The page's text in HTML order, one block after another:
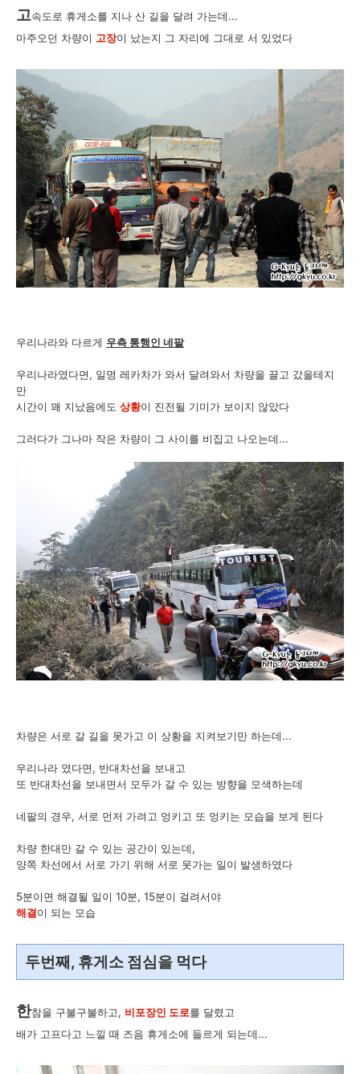
고속도로 휴게소를 지나 산 길을 달려 가는데...
마주오던 차량이 고장이 났는지 그 자리에 그대로 서 있었다
우리나라와 다르게 우측 통행인 네팔
우리나라였다면, 일명 레카차가 와서 달려와서 차량을 끌고 갔을테지
만
시간이 꽤 지났음에도 상황이 진전될 기미가 보이지 않았다
그러다가 그나마 작은 차량이 그 사이를 비집고 나오는데...
차량은 서로 갈 길을 못가고 이 상황을 지켜보기만 하는데...
우리나라 였다면, 반대차선을 보내고
또 반대차선을 보내면서 모두가 갈 수 있는 방향을 모색하는데
네팔의 경우, 서로 먼저 가려고 엉키고 또 엉키는 모습을 보게 된다
차량 한대만 갈 수 있는 공간이 있는데,
양쪽 차선에서 서로 가기 위해 서로 못가는 일이 발생하였다
5분이면 해결될 일이 10분, 15분이 걸려서야
해결이 되는 모습
두번째, 휴게소 점심을 먹다
한참을 구불구불하고, 비포장인 도로를 달렸고
배가 고프다고 느낄 때 즈음 휴게소에 들르게 되는데...